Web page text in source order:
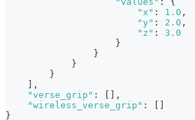
"x" : 1.0 ,
"y" : 2.0 ,
"z" :
3.0
}
}
}
}
,
"verse_grip" :
,
"wireless_verse_grip" :
}